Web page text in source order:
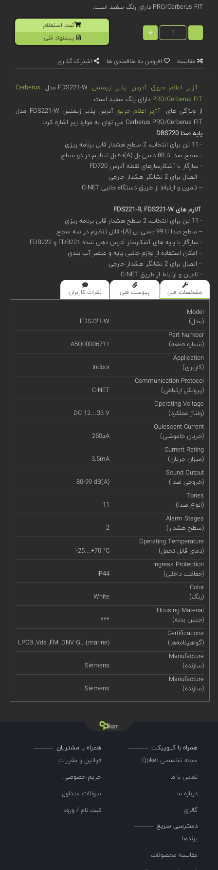
PRO/Cerberus FIT دارای رنگ سفید است.
-
+
ثبت استعلام
پیشنهاد فنی
مقایسه افزودن به علاقمندی ها اشتراک گذاری
آژیر اعلام حریق آدرس پذیر زیمنس
Cerberus
PRO/Cerberus FIT دارای رنگ سفید است.
از ویژگی هایآژیر اعلام حریق
آدرس پذیر زیمنس FDS221-W مدل
Cerberus PRO/Cerberus FIT می توان به موارد زیر اشاره کرد:
پایه صدا DBS720
- 11 تن برای انتخاب، 2 سطح هشدار قابل برنامه ریزی
- سطح صدا تا 88 دسی بل (A)؛ قابل تنظیم در دو سطح
- سازگار با آشکارسازهای نقطه آدرس FD720
– اتصال برای 2 نشانگر هشدار خارجی
– تامین و ارتباط از طریق دستگاه جانبی C-NET
آلارم های FDS221-R, FDS221-W
- 11 تن برای انتخاب، 2 سطح هشدار قابل برنامه ریزی
– سطح صدا تا 99 دسی بل (A)؛ قابل تنظیم در سه سطح
- سازگار با پایه های آشکارساز آدرس دهی شده FDB221 و FDB222
– امکان استفاده از لوازم جانبی پایه و عنصر آب بندی
– اتصال برای 2 نشانگر هشدار خارجی
- تامین و ارتباط از طریق C-NET
مشخصات فنی پیوست فنی نظرات کاربران
Model
(مدل)
FDS221-W
Part Number
(شماره قطعه)
A5Q00006711
Application
(کاربری)
Indoor
Communication Protocol
(پروتکل ارتباطی)
C-NET
Operating Voltage
(ولتاژ عملکرد)
DC 12…33 V
Quiescent Current
(جریان خاموشی)
250μA
Current Rating
(میزان جریان)
3.5mA
Sound Output
(خروجی صدا)
80-99 dB(A)
Tones
(انواع صدا)
11
Alarm Stages
(سطح هشدار)
2
Operating Temperature
(دمای قابل تحمل)
'-25…+70 °C
Ingress Protection
(حفاظت داخلی)
IP44
Color
(رنگ)
White
Housing Material
(جنس بدنه)
***
Certifications
(گواهینامه‌ها)
LPCB ,Vds ,FM ,DNV GL (marine)
Manufacture
(سازنده)
Siemens
Manufacture
(سازنده)
Siemens
همراه با کیوپیکت
مجله تخصصی Qpket
تماس با ما
درباره ما
گالری
همراه با مشتریان
قوانین و مقررات
حریم خصوصی
سوالات متداول
ثبت نام / ورود
دسترسی سریع
برندها
مقایسه محصولات